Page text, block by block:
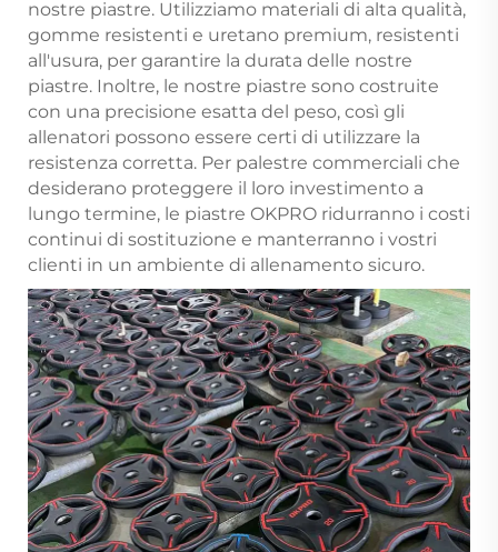
nostre piastre. Utilizziamo materiali di alta qualità,
gomme resistenti e uretano premium, resistenti
all'usura, per garantire la durata delle nostre
piastre. Inoltre, le nostre piastre sono costruite
con una precisione esatta del peso, così gli
allenatori possono essere certi di utilizzare la
resistenza corretta. Per palestre commerciali che
desiderano proteggere il loro investimento a
lungo termine, le piastre OKPRO ridurranno i costi
continui di sostituzione e manterranno i vostri
clienti in un ambiente di allenamento sicuro.